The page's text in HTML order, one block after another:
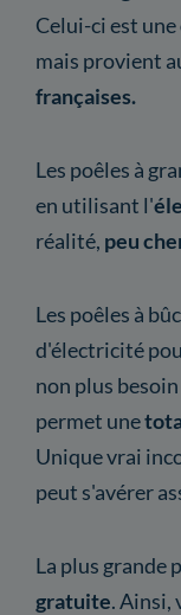
Celui-ci est une
mais provient
françaises.
Les poêles à
en utilisant l'
réalité, peu
Les poêles à
d'électricité
non plus
permet une
Unique vrai
peut s'avérer
La plus grande
gratuite. Ainsi,